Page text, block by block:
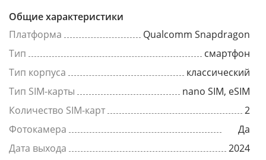
Общие характеристики
Платформа
Qualcomm Snapdragon
Тип
смартфон
Тип корпуса
классический
Тип SIM-карты
nano SIM, eSIM
Количество SIM-карт
2
Фотокамера
Да
Дата выхода
2024